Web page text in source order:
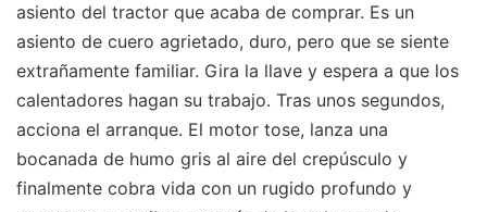
asiento del tractor que acaba de comprar. Es un
asiento de cuero agrietado, duro, pero que se siente
extrañamente familiar. Gira la llave y espera a que los
calentadores hagan su trabajo. Tras unos segundos,
acciona el arranque. El motor tose, lanza una
bocanada de humo gris al aire del crepúsculo y
finalmente cobra vida con un rugido profundo y